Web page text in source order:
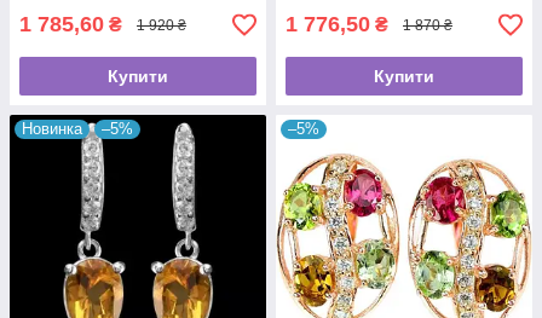
1 785,60 ₴ 1 920 ₴
Купити
1 776,50 ₴ 1 870 ₴
Купити
Новинка –5% –5%